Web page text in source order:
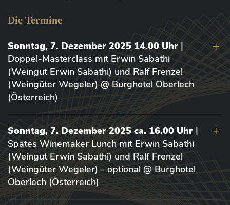
Die Termine
Sonntag, 7. Dezember 2025 14.00 Uhr |
Doppel-Masterclass mit Erwin Sabathi
(Weingut Erwin Sabathi) und Ralf Frenzel
(Weingüter Wegeler) @ Burghotel Oberlech
(Österreich)
Sonntag, 7. Dezember 2025 ca. 16.00 Uhr |
Spätes Winemaker Lunch mit Erwin Sabathi
(Weingut Erwin Sabathi) und Ralf Frenzel
(Weingüter Wegeler) - optional @ Burghotel
Oberlech (Österreich)